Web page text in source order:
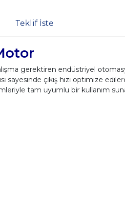
Teklif İste
gerektiren endüstriyel
çıkış hızı optimize
tam uyumlu bir kullanım